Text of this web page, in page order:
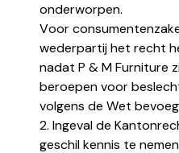
onderworpen.
Voor
wederpartij het recht
nadat P & M Furniture
beroepen voor
volgens de Wet
2. Ingeval de
geschil kennis te